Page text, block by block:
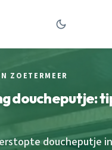
ZOETERMEER
doucheputje:
doucheputje in